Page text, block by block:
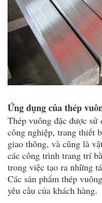
Ứng dụng của thép
Thép vuông đặc được
công nghiệp, trang thiết
giao thông, và cũng là
các công trình trang trí
trong việc tạo ra những
Các sản phẩm thép
yêu cầu của khách hàng.